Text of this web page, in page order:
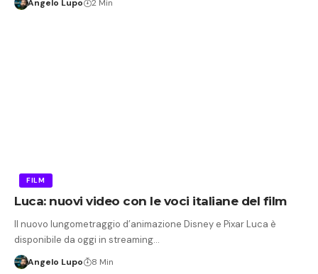
Angelo Lupo 2 Min
FILM
Luca: nuovi video con le voci italiane del film
Il nuovo lungometraggio d’animazione Disney e Pixar Luca è
disponibile da oggi in streaming…
Angelo Lupo 8 Min